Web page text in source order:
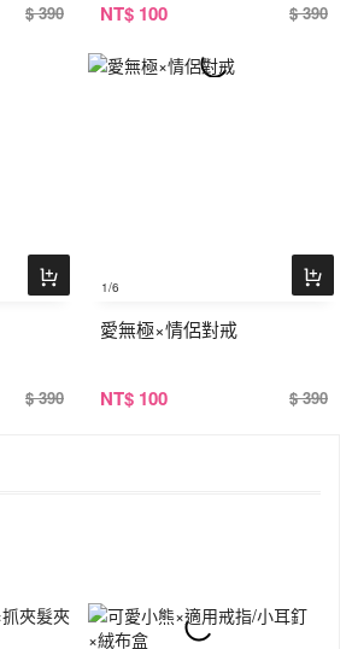
$ 390 NT$ 100 $ 390
$ 390
1/6
愛無極×情侶對戒
NT$ 100 $ 390